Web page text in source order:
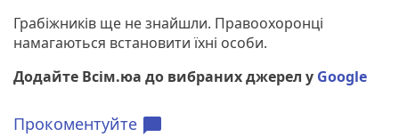
Грабіжників ще не знайшли. Правоохоронці
намагаються встановити їхні особи.
Додайте Всім.юа до вибраних джерел у Google
Прокоментуйте chat_bubble